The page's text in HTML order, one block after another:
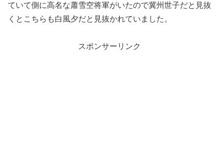
ていて側に高名な蕭雪空将軍がいたので冀州世子だと見抜
くとこちらも白風夕だと見抜かれていました。
スポンサーリンク